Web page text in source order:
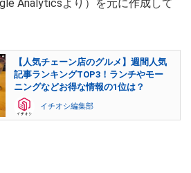
Analyticsより）を元に作成して
【人気チェーン店のグルメ】週間人気
記事ランキングTOP3！ランチやモー
ニングなどお得な情報の1位は？
イチオシ編集部